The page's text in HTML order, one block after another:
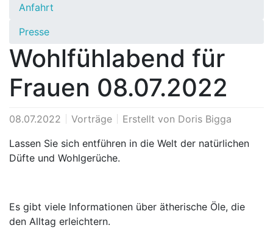
Anfahrt
Presse
Wohlfühlabend für
Frauen 08.07.2022
08.07.2022 Vorträge Erstellt von Doris Bigga
Lassen Sie sich entführen in die Welt der natürlichen
Düfte und Wohlgerüche.
Es gibt viele Informationen über ätherische Öle, die
den Alltag erleichtern.